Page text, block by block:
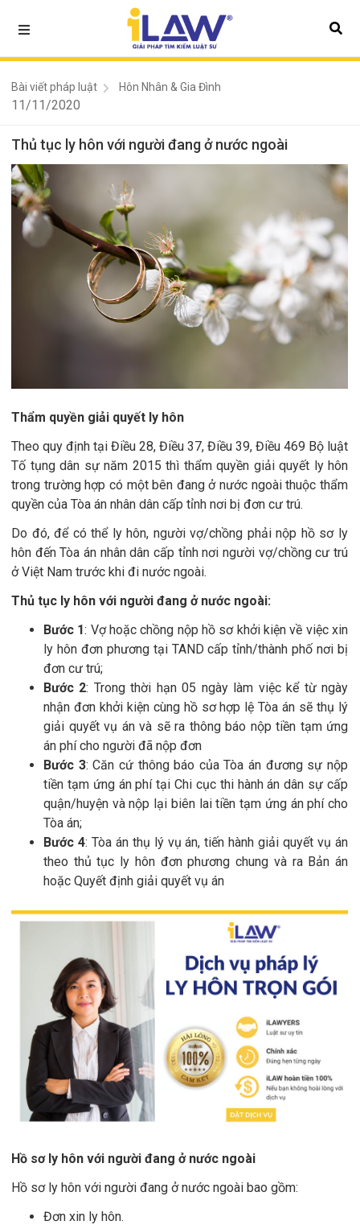
Bài viết pháp luật Hôn Nhân & Gia Đình
11/11/2020
Thủ tục ly hôn với người đang ở nước ngoài
Thẩm quyền giải quyết ly hôn
Theo quy định tại Điều 28, Điều 37, Điều 39, Điều 469 Bộ luật
Tố tụng dân sự năm 2015 thì thẩm quyền giải quyết ly hôn
trong trường hợp có một bên đang ở nước ngoài thuộc thẩm
quyền của Tòa án nhân dân cấp tỉnh nơi bị đơn cư trú.
Do đó, để có thể ly hôn, người vợ/chồng phải nộp hồ sơ ly
hôn đến Tòa án nhân dân cấp tỉnh nơi người vợ/chồng cư trú
ở Việt Nam trước khi đi nước ngoài.
Thủ tục ly hôn với người đang ở nước ngoài:
Bước 1: Vợ hoặc chồng nộp hồ sơ khởi kiện về việc xin
ly hôn đơn phương tại TAND cấp tỉnh/thành phố nơi bị
đơn cư trú;
Bước 2: Trong thời hạn 05 ngày làm việc kể từ ngày
nhận đơn khởi kiện cùng hồ sơ hợp lệ Tòa án sẽ thụ lý
giải quyết vụ án và sẽ ra thông báo nộp tiền tạm ứng
án phí cho người đã nộp đơn
Bước 3: Căn cứ thông báo của Tòa án đương sự nộp
tiền tạm ứng án phí tại Chi cục thi hành án dân sự cấp
quận/huyện và nộp lại biên lai tiền tạm ứng án phí cho
Tòa án;
Bước 4: Tòa án thụ lý vụ án, tiến hành giải quyết vụ án
theo thủ tục ly hôn đơn phương chung và ra Bản án
hoặc Quyết định giải quyết vụ án
Hồ sơ ly hôn với người đang ở nước ngoài
Hồ sơ ly hôn với người đang ở nước ngoài bao gồm:
Đơn xin ly hôn.